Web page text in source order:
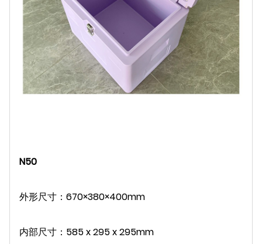
N50
外形尺寸：670×380×400mm
内部尺寸：585 x 295 x 295mm